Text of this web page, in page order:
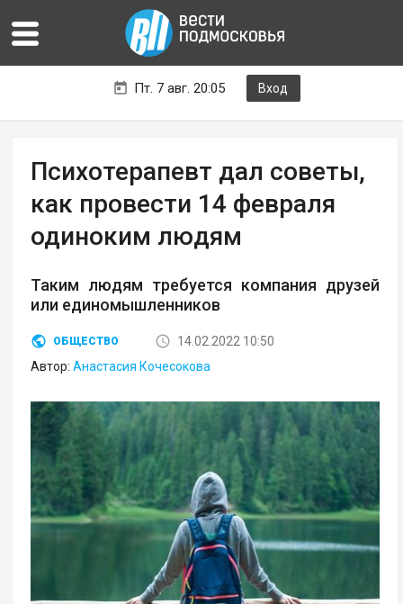
Пт. 7 авг. 20:05 Вход
Психотерапевт дал советы,
как провести 14 февраля
одиноким людям
Таким людям требуется компания друзей
или единомышленников
ОБЩЕСТВО
14.02.2022 10:50
Автор:Анастасия Кочесокова